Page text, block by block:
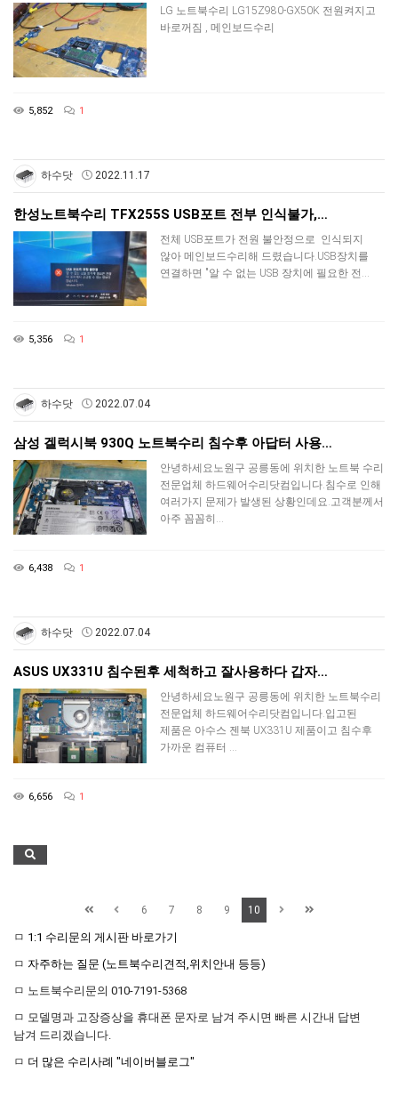
LG 노트북수리 LG15Z980-GX50K 전원켜지고
바로꺼짐 , 메인보드수리
5,852 1
하수닷 2022.11.17
한성노트북수리 TFX255S USB포트 전부 인식불가,…
전체 USB포트가 전원 불안정으로 인식되지
않아 메인보드수리해 드렸습니다.USB장치를
연결하면 "알 수 없는 USB 장치에 필요한 전…
5,356 1
하수닷 2022.07.04
삼성 겔럭시북 930Q 노트북수리 침수후 아답터 사용…
안녕하세요노원구 공릉동에 위치한 노트북 수리
전문업체 하드웨어수리닷컴입니다.침수로 인해
여러가지 문제가 발생된 상황인데요.고객분께서
아주 꼼꼼히…
6,438 1
하수닷 2022.07.04
ASUS UX331U 침수된후 세척하고 잘사용하다 갑자…
안녕하세요노원구 공릉동에 위치한 노트북수리
전문업체 하드웨어수리닷컴입니다.입고된
제품은 아수스 젠북 UX331U 제품이고 침수후
가까운 컴퓨터 …
6,656 1
6 7 8 9 10
ㅁ 1:1 수리문의 게시판 바로가기
ㅁ 자주하는 질문 (노트북수리견적,위치안내 등등)
ㅁ 노트북수리문의 010-7191-5368
ㅁ 모델명과 고장증상을 휴대폰 문자로 남겨 주시면 빠른 시간내 답변
남겨 드리겠습니다.
ㅁ 더 많은 수리사례 "네이버블로그"